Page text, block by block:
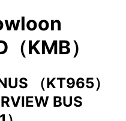
（KMB）
（KT965）
BUS